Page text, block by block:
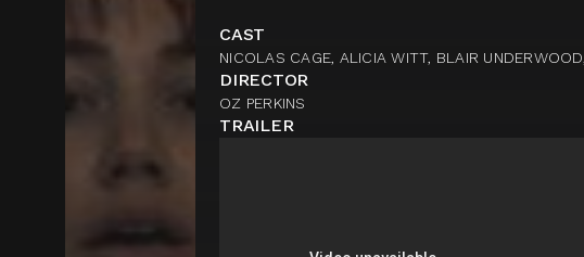
CAST
NICOLAS CAGE, ALICIA WITT, BLAIR
DIRECTOR
OZ PERKINS
TRAILER